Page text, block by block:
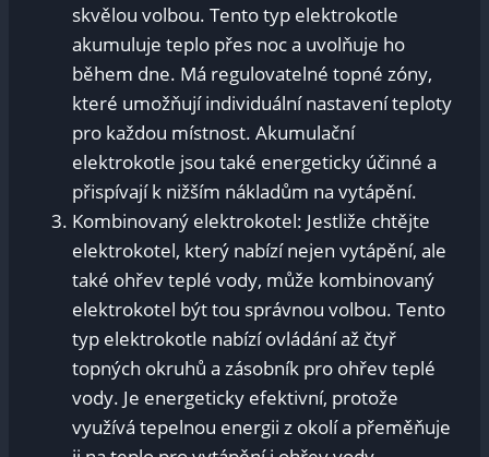
skvělou volbou. Tento typ elektrokotle
akumuluje teplo přes noc a uvolňuje ho
během dne. Má regulovatelné topné zóny,
které umožňují individuální nastavení teploty
pro každou místnost. Akumulační
elektrokotle jsou také energeticky účinné a
přispívají k nižším nákladům na vytápění.
Kombinovaný elektrokotel: Jestliže chtějte
elektrokotel, který nabízí nejen vytápění, ale
také ohřev teplé vody, může kombinovaný
elektrokotel být tou správnou volbou. Tento
typ elektrokotle nabízí ovládání až čtyř
topných okruhů a zásobník pro ohřev teplé
vody. Je energeticky efektivní, protože
využívá tepelnou energii z okolí a přeměňuje